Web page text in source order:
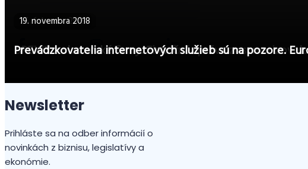
25. februára 2019
BREXIT a slovenské firmy. Finančná správa
19. novembra 2018
Prevádzkovatelia internetových služieb sú na pozore.
Newsletter
Prihláste sa na odber informácií o
novinkách z biznisu, legislatívy a
ekonómie.